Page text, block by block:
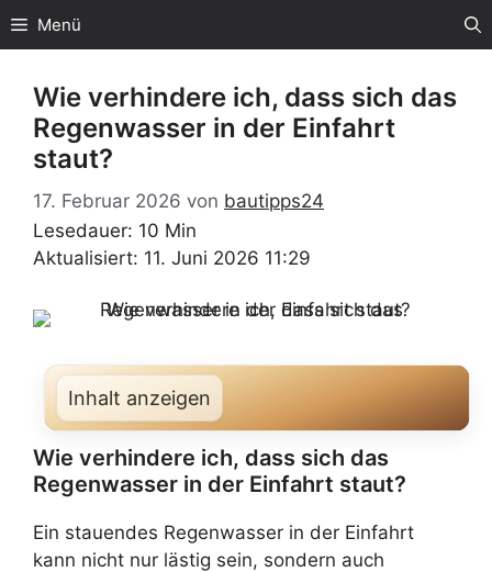
Menü
Wie verhindere ich, dass sich das
Regenwasser in der Einfahrt
staut?
17. Februar 2026 von bautipps24
Lesedauer: 10 Min
Aktualisiert: 11. Juni 2026 11:29
Inhalt anzeigen
Wie verhindere ich, dass sich das
Regenwasser in der Einfahrt staut?
Ein stauendes Regenwasser in der Einfahrt
kann nicht nur lästig sein, sondern auch